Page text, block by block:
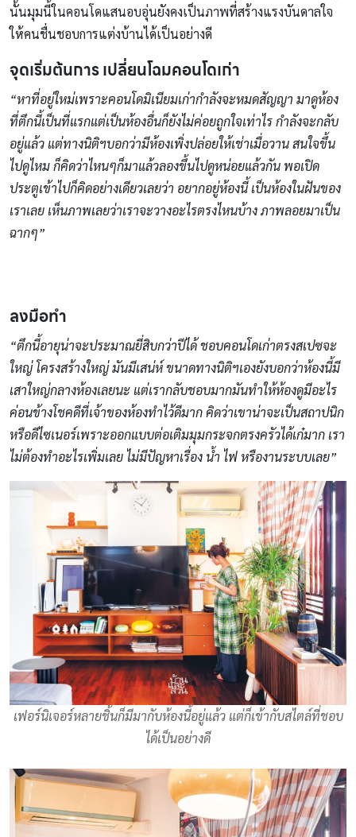
นั้นมุมนี้ในคอนโดแสนอบอุ่นยังคงเป็นภาพที่สร้างแรงบันดาลใจ
ให้คนชื่นชอบการแต่งบ้านได้เป็นอย่างดี
จุดเริ่มต้นการ เปลี่ยนโฉมคอนโดเก่า
“หาที่อยู่ใหม่เพราะคอนโดมิเนียมเก่ากำลังจะหมดสัญญา มาดูห้อง
ที่ตึกนี้เป็นที่แรกแต่เป็นห้องอื่นก็ยังไม่ค่อยถูกใจเท่าไร กำลังจะกลับ
อยู่แล้ว แต่ทางนิติฯบอกว่ามีห้องเพิ่งปล่อยให้เช่าเมื่อวาน สนใจขึ้น
ไปดูไหม ก็คิดว่าไหนๆก็มาแล้วลองขึ้นไปดูหน่อยแล้วกัน พอเปิด
ประตูเข้าไปก็คิดอย่างเดียวเลยว่า อยากอยู่ห้องนี้ เป็นห้องในฝันของ
เราเลย เห็นภาพเลยว่าเราจะวางอะไรตรงไหนบ้าง ภาพลอยมาเป็น
ฉากๆ”
ลงมือทำ
“ตึกนี้อายุน่าจะประมาณยี่สิบกว่าปีได้ ชอบคอนโดเก่าตรงสเปซจะ
ใหญ่ โครงสร้างใหญ่ มันมีเสน่ห์ ขนาดทางนิติฯเองยังบอกว่าห้องนี้มี
เสาใหญ่กลางห้องเลยนะ แต่เรากลับชอบมากมันทำให้ห้องดูมีอะไร
ค่อนข้างโชคดีที่เจ้าของห้องทำไว้ดีมาก คิดว่าเขาน่าจะเป็นสถาปนิก
หรือดีไซเนอร์เพราะออกแบบต่อเติมมุมกระจกตรงครัวได้เก๋มาก เรา
ไม่ต้องทำอะไรเพิ่มเลย ไม่มีปัญหาเรื่อง น้ำ ไฟ หรืองานระบบเลย”
เฟอร์นิเจอร์หลายชิ้นก็มีมากับห้องนี้อยู่แล้ว แต่ก็เข้ากับสไตล์ที่ชอบ
ได้เป็นอย่างดี